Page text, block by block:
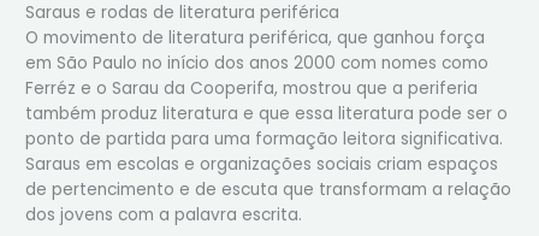
Saraus e rodas de literatura periférica
O movimento de literatura periférica, que ganhou força
em São Paulo no início dos anos 2000 com nomes como
Ferréz e o Sarau da Cooperifa, mostrou que a periferia
também produz literatura e que essa literatura pode ser o
ponto de partida para uma formação leitora significativa.
Saraus em escolas e organizações sociais criam espaços
de pertencimento e de escuta que transformam a relação
dos jovens com a palavra escrita.